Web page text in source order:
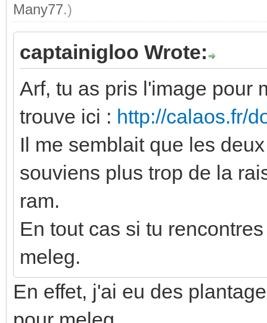
Many77.)
captainigloo Wrote:
Arf, tu as pris l'image pour
trouve ici : http://calaos.fr/
Il me semblait que les
souviens plus trop de la
ram.
En tout cas si tu
meleg.
En effet, j'ai eu des